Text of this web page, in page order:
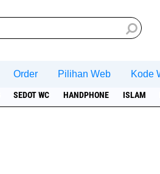
Order Pilihan Web Kode
SEDOT WC HANDPHONE ISLAM